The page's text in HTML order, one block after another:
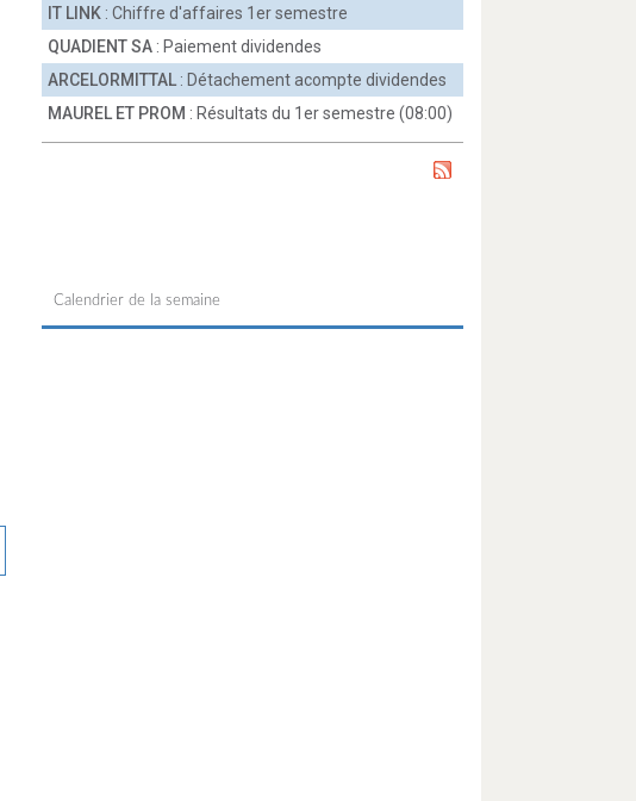
IT LINK : Chiffre d'affaires 1er semestre
QUADIENT SA : Paiement dividendes
ARCELORMITTAL : Détachement acompte dividendes
MAUREL ET PROM : Résultats du 1er semestre (08:00)
Calendrier de la semaine